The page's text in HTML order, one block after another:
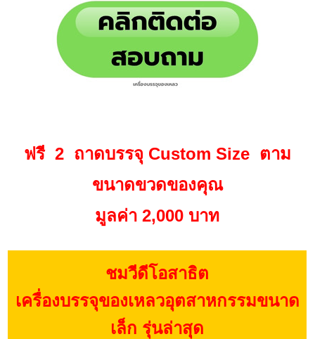
ฟรี 2 ถาดบรรจุ Custom Size ตาม
ขนาดขวดของคุณ
มูลค่า 2,000 บาท
ชมวีดีโอสาธิต
เครื่องบรรจุของเหลวอุตสาหกรรมขนาด
เล็ก รุ่นล่าสุด